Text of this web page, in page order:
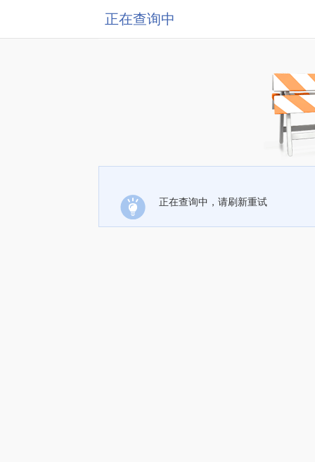
正在查询中
正在查询中，请刷新重试